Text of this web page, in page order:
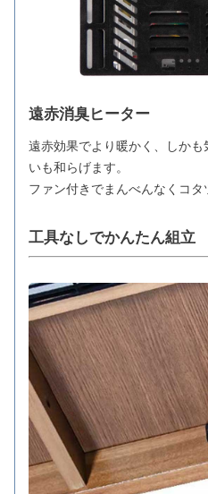
遠赤消臭ヒーター
遠赤効果でより暖かく、しか
いも和らげます。
ファン付きでまんべんなくコタ
工具なしでかんたん組立